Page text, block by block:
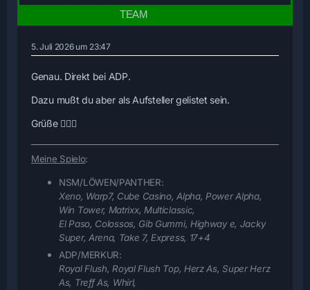
5. Juli 2026 um 23:47
Genau. Direkt bei ADP.
Dazu mußt du aber als Aufsteller gelistet sein.
Grüße 🙋🏻‍♂️
Meine Spielo:
NSM/LÖWEN/PANTHER:
Xeno, Warp7, Cube Casino, Alpha, Power Alpha,
Win Tower, Matrixx, Multiclassic,
El Paso, Colossos, Gib Gummi, Highway e, Jacky
Super, Arena, Take 7, Express, 17+4
ADP/MERKUR:
Royal Flush, Royal Flush Top, Herz As, Super Herz
As, Treff As, Whirl,